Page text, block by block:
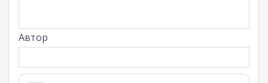
Автор